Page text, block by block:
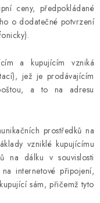
ceny, předpokládané
o dodatečné potvrzení
a kupujícím vzniká
jež je prodávajícím
a to na adresu
prostředků na
vzniklé kupujícímu
na dálku v souvislosti
internetové připojení,
sám, přičemž tyto